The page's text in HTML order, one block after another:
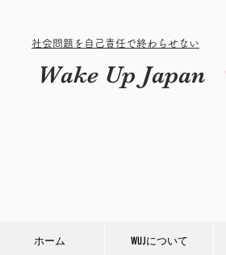
社会問題を自己責任で終わらせない
Wake Up Japan
ホーム WUJについて